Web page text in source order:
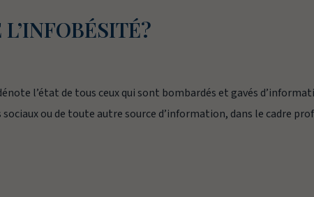
l’état de tous ceux qui sont bombardés et gavés
ou de toute autre source d’information, dans le cadre